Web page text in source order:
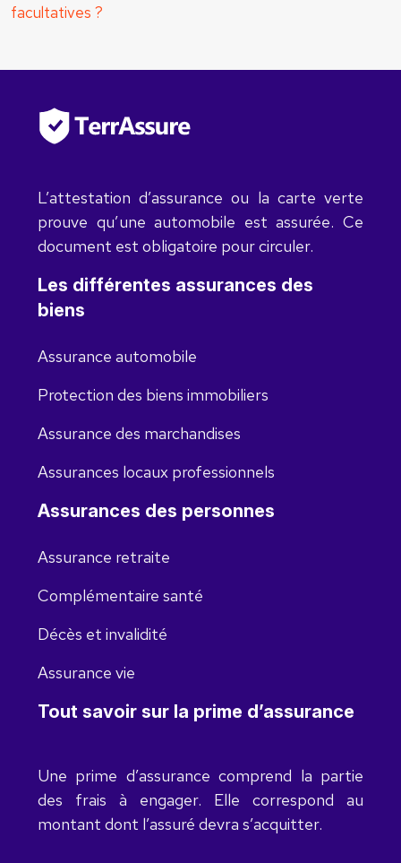
facultatives ?
L’attestation d’assurance ou la carte verte
prouve qu’une automobile est assurée. Ce
document est obligatoire pour circuler.
Les différentes assurances des
biens
Assurance automobile
Protection des biens immobiliers
Assurance des marchandises
Assurances locaux professionnels
Assurances des personnes
Assurance retraite
Complémentaire santé
Décès et invalidité
Assurance vie
Tout savoir sur la prime d’assurance
Une prime d’assurance comprend la partie
des frais à engager. Elle correspond au
montant dont l’assuré devra s’acquitter.